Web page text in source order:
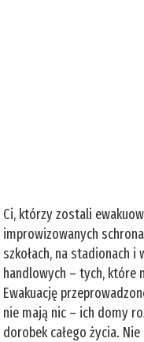
Ci, którzy zostali
improwizowanych
szkołach, na stadionach
handlowych – tych, które
Ewakuację
nie mają nic – ich domy
dorobek całego życia.